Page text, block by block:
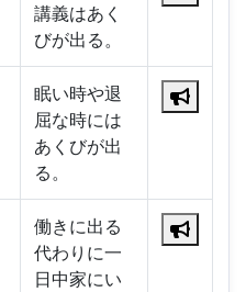
講義はあく
びが出る。
眠い時や退
屈な時には
あくびが出
る。
働きに出る
代わりに一
日中家にい